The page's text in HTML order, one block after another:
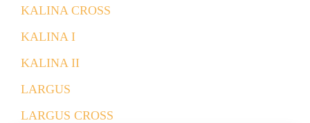
KALINA CROSS
KALINA I
KALINA II
LARGUS
LARGUS CROSS